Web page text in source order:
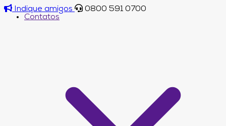
Indique amigos
0800 591 0700
Contatos